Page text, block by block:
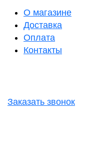
О магазине
Доставка
Оплата
Контакты
Заказать звонок